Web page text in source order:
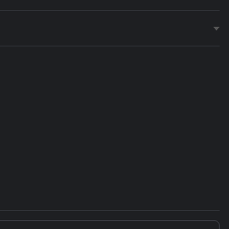
Steam CD Key?
Epic Games CD Key?
GOG CD Key?
Ubisoft Connect CD Key?